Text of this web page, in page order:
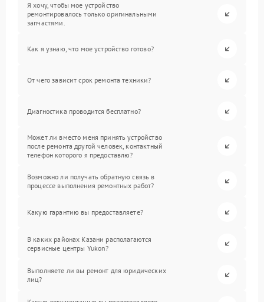
Я хочу, чтобы мое устройство
ремонтировалось только оригинальными
запчастями.
Как я узнаю, что мое устройство готово?
От чего зависит срок ремонта техники?
Диагностика проводится бесплатно?
Может ли вместо меня принять устройство
после ремонта другой человек, контактный
телефон которого я предоставлю?
Возможно ли получать обратную связь в
процессе выполнения ремонтных работ?
Какую гарантию вы предоставляете?
В каких районах Казани располагаются
сервисные центры Yukon?
Выполняете ли вы ремонт для юридических
лиц?